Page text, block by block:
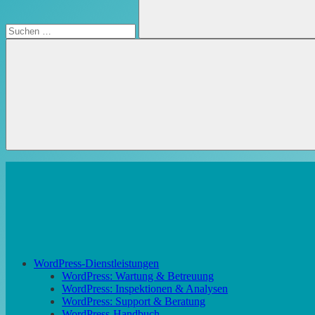
Suchen
WordPress-Dienstleistungen
WordPress: Wartung & Betreuung
WordPress: Inspektionen & Analysen
WordPress: Support & Beratung